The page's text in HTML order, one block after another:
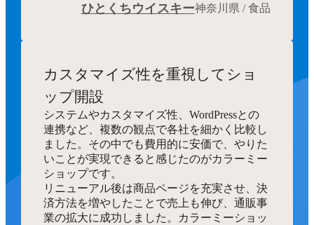
ひとくちウイスキー神奈川県 / 食品
カスタマイズ性を重視してショ
ップ開設
システムやカスタマイズ性、WordPressとの
連携など、複数の観点で各社を細かく比較し
ました。その中でも費用的に安価で、やりた
いことが実現できると感じたのがカラーミー
ショップです。
リニューアル後は商品ページを充実させ、決
済方法を増やしたことで売上も伸び、通販事
業の拡大に成功しました。カラーミーショッ